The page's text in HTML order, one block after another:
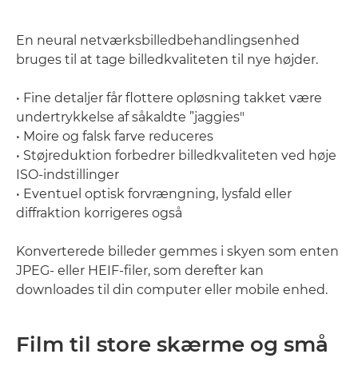
En neural netværksbilledbehandlingsenhed
bruges til at tage billedkvaliteten til nye højder.
• Fine detaljer får flottere opløsning takket være
undertrykkelse af såkaldte ”jaggies"
• Moire og falsk farve reduceres
• Støjreduktion forbedrer billedkvaliteten ved høje
ISO-indstillinger
• Eventuel optisk forvrængning, lysfald eller
diffraktion korrigeres også
Konverterede billeder gemmes i skyen som enten
JPEG- eller HEIF-filer, som derefter kan
downloades til din computer eller mobile enhed.
Film til store skærme og små